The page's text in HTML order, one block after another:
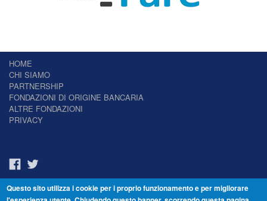
HOME
CHI SIAMO
PARTNERSHIP
FONDAZIONI DI ORIGINE BANCARIA
ALTRE FONDAZIONI
PRIVACY
Il Giornale delle Fondazioni - Periodico telematico
Questo sito utilizza i cookie per i proprio funzionamento e per migliorare